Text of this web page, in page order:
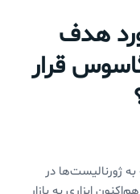
هدف
قرار
ژورنالیست‌ها در